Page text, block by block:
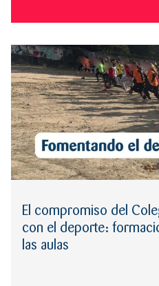
El compromiso del
con el deporte:
las aulas